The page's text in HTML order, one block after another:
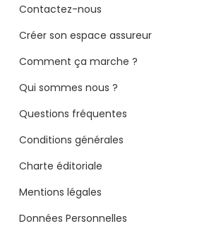
Contactez-nous
Créer son espace assureur
Comment ça marche ?
Qui sommes nous ?
Questions fréquentes
Conditions générales
Charte éditoriale
Mentions légales
Données Personnelles